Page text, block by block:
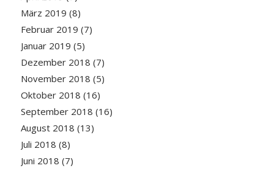
März 2019 (8)
Februar 2019 (7)
Januar 2019 (5)
Dezember 2018 (7)
November 2018 (5)
Oktober 2018 (16)
September 2018 (16)
August 2018 (13)
Juli 2018 (8)
Juni 2018 (7)